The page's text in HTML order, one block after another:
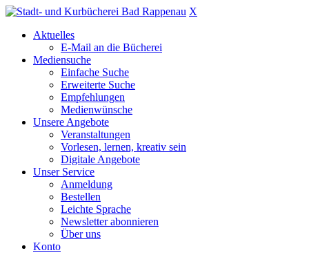
X
Aktuelles
E-Mail an die Bücherei
Mediensuche
Einfache Suche
Erweiterte Suche
Empfehlungen
Medienwünsche
Unsere Angebote
Veranstaltungen
Vorlesen, lernen, kreativ sein
Digitale Angebote
Unser Service
Anmeldung
Bestellen
Leichte Sprache
Newsletter abonnieren
Über uns
Konto